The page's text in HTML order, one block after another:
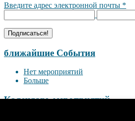
Введите адрес электронной почты *
ближайшие События
Нет мероприятий
Больше
Календарь мероприятий